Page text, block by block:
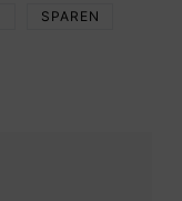
SPAREN